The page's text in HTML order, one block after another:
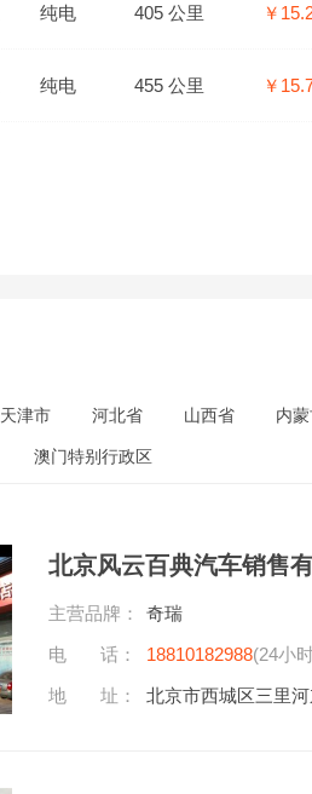
纯电 405 公里 ￥
纯电 455 公里 ￥
天津市 河北省 山西省 内
澳门特别行政区
北京风云百典汽车销售
主营品牌：
奇瑞
电 话：
18810182988(24小
地 址：
北京市西城区三里